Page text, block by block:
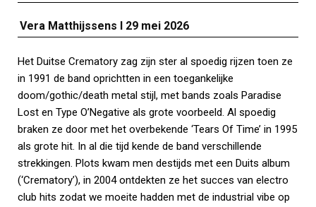
Vera Matthijssens I 29 mei 2026
Het Duitse Crematory zag zijn ster al spoedig rijzen toen ze
in 1991 de band oprichtten in een toegankelijke
doom/gothic/death metal stijl, met bands zoals Paradise
Lost en Type O’Negative als grote voorbeeld. Al spoedig
braken ze door met het overbekende ‘Tears Of Time’ in 1995
als grote hit. In al die tijd kende de band verschillende
strekkingen. Plots kwam men destijds met een Duits album
(‘Crematory’), in 2004 ontdekten ze het succes van electro
club hits zodat we moeite hadden met de industrial vibe op